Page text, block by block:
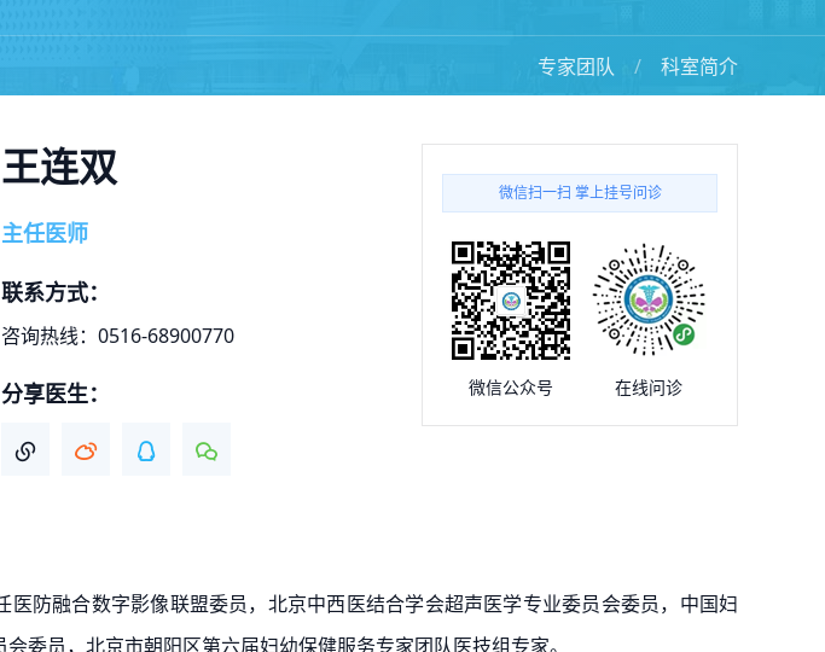
专家团队 科室简介
王连双
主任医师
联系方式：
咨询热线：0516-68900770
分享医生：
微信扫一扫 掌上挂号问诊
微信公众号 在线问诊
医防融合数字影像联盟委员，北京中西医结合学会超声医学专业委员会委员，中国妇
委员，北京市朝阳区第六届妇幼保健服务专家团队医技组专家。